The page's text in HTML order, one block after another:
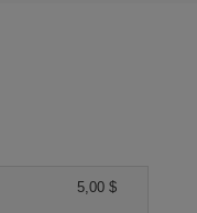
5,00 $